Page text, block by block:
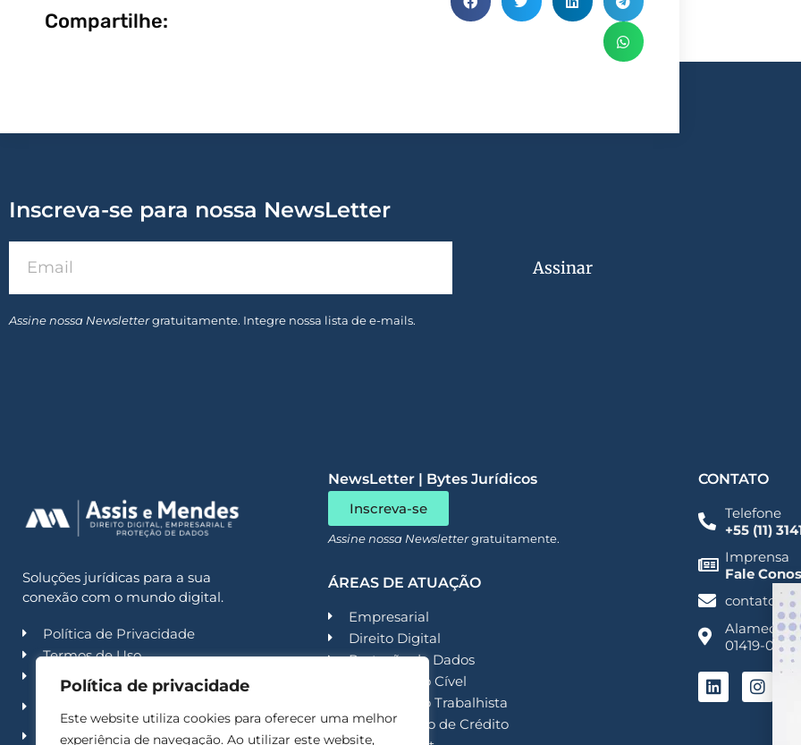
Política de privacidade
Este website utiliza cookies para oferecer uma melhor
experiência de navegação. Ao utilizar este website,
Compartilhe:
Inscreva-se para nossa NewsLetter
Assinar
Assine nossa Newslettergratuitamente. Integre nossa lista de e-mails.
Soluções jurídicas para a sua
conexão com o mundo digital.
Política de Privacidade
Termos de Uso
Código de Conduta
Política de Segurança da
Informação
Trabalhe conosco
NewsLetter | Bytes Jurídicos
Inscreva-se
Assine nossa Newslettergratuitamente.
ÁREAS DE ATUAÇÃO
Empresarial
Direito Digital
Proteção de Dados
Contencioso Cível
Contencioso Trabalhista
Recuperação de Crédito
CONTATO
Telefone
+55 (11)
Imprensa
Fale
Alameda
01419-001 -